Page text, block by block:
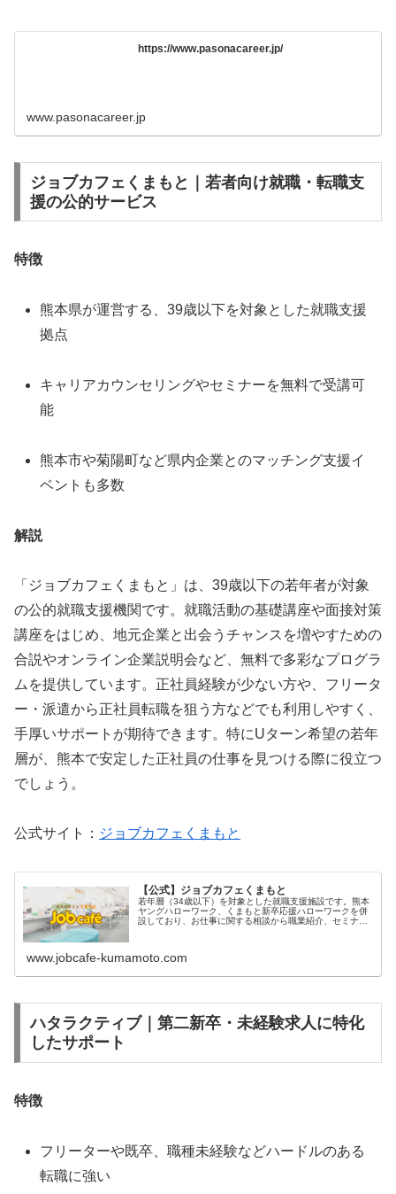
https://www.pasonacareer.jp/
www.pasonacareer.jp
ジョブカフェくまもと｜若者向け就職・転職支
援の公的サービス
特徴
熊本県が運営する、39歳以下を対象とした就職支援
拠点
キャリアカウンセリングやセミナーを無料で受講可
能
熊本市や菊陽町など県内企業とのマッチング支援イ
ベントも多数
解説
「ジョブカフェくまもと」は、39歳以下の若年者が対象
の公的就職支援機関です。就職活動の基礎講座や面接対策
講座をはじめ、地元企業と出会うチャンスを増やすための
合説やオンライン企業説明会など、無料で多彩なプログラ
ムを提供しています。正社員経験が少ない方や、フリータ
ー・派遣から正社員転職を狙う方などでも利用しやすく、
手厚いサポートが期待できます。特にUターン希望の若年
層が、熊本で安定した正社員の仕事を見つける際に役立つ
でしょう。
公式サイト： ジョブカフェくまもと
【公式】ジョブカフェくまもと
若年層（34歳以下）を対象とした就職支援施設です。熊本
ヤングハローワーク、くまもと新卒応援ハローワークを併
設しており、お仕事に関する相談から職業紹介、セミナー
www.jobcafe-kumamoto.com
ハタラクティブ｜第二新卒・未経験求人に特化
したサポート
特徴
フリーターや既卒、職種未経験などハードルのある
転職に強い